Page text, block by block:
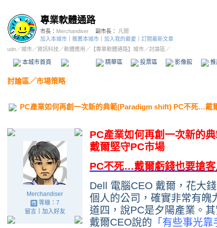
專業軟體通路
市長： Merchandiser 副市長：
凡間
加入本城市
推薦本城市 加入我的最愛
訂閱最新文章
udn／城市／資訊科技 ／軟體應用 ／ 【專業軟體通路】城市／討論區／
本城市首頁 精華區 投票區 影像館
討論區／市場策略
PC產業如何再創一次新的典範(Paradigm shift) PC不死…戴
Merchandiser
等級：7
留言｜ 加入好友
PC產業如何再創一次新的
戴爾堅守PC市場
PC不死…戴爾虧錢也要搶
Dell 電腦CEO 戴爾，花大
個人的公司，確實非常有魄
道四，說PC是夕陽產業。
戴爾CEO說的 「有些事光